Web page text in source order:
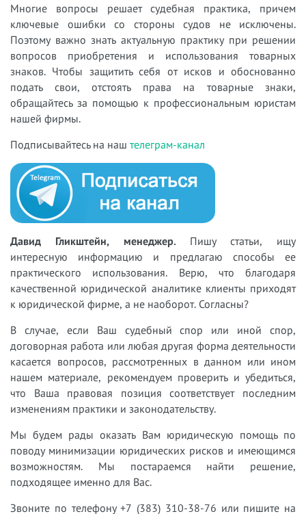
Многие вопросы решает судебная практика, причем
ключевые ошибки со стороны судов не исключены.
Поэтому важно знать актуальную практику при решении
вопросов приобретения и использования товарных
знаков. Чтобы защитить себя от исков и обоснованно
подать свои, отстоять права на товарные знаки,
обращайтесь за помощью к профессиональным юристам
нашей фирмы.
Подписывайтесь на наш телеграм-канал
Давид Гликштейн, менеджер. Пишу статьи, ищу
интересную информацию и предлагаю способы ее
практического использования. Верю, что благодаря
качественной юридической аналитике клиенты приходят
к юридической фирме, а не наоборот. Согласны?
В случае, если Ваш судебный спор или иной спор,
договорная работа или любая другая форма деятельности
касается вопросов, рассмотренных в данном или ином
нашем материале, рекомендуем проверить и убедиться,
что Ваша правовая позиция соответствует последним
изменениям практики и законодательству.
Мы будем рады оказать Вам юридическую помощь по
поводу минимизации юридических рисков и имеющимся
возможностям. Мы постараемся найти решение,
подходящее именно для Вас.
Звоните по телефону +7 (383) 310-38-76 или пишите на